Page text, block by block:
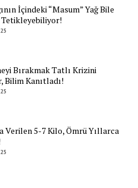
İçindeki “Masum” Yağ Bile
Bırakmak Tatlı Krizini
Bilim Kanıtladı!
Verilen 5-7 Kilo, Ömrü Yıllarca